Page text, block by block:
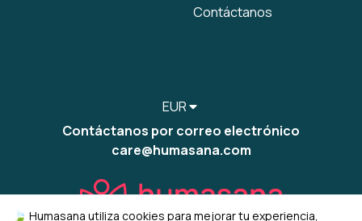
Contáctanos
EUR
Contáctanos por correo electrónico
care@humasana.com
🍃 Humasana utiliza cookies para mejorar tu experiencia,